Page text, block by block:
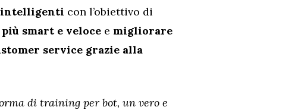
intelligenti con l’obiettivo di
smart e veloce e migliorare
service grazie alla
di training per bot, un vero e